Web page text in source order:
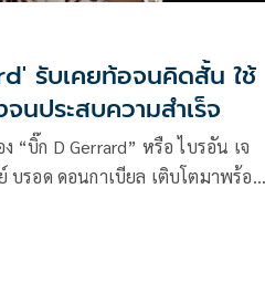
รับเคยท้อจนคิดสั้น ใช้
นประสบความสำเร็จ
“บิ๊ก D Gerrard” หรือ ไบรอัน เจ
บรอด ดอนกาเบียล เติบโตมาพร้อม